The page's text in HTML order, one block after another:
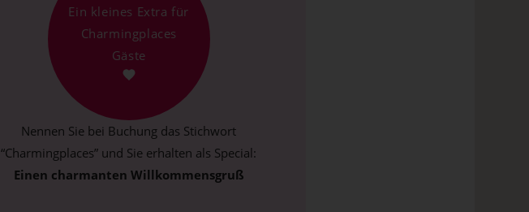
Ein kleines Extra für
Charmingplaces
Gäste
Nennen Sie bei Buchung das Stichwort
“Charmingplaces” und Sie erhalten als Special:
Einen charmanten Willkommensgruß